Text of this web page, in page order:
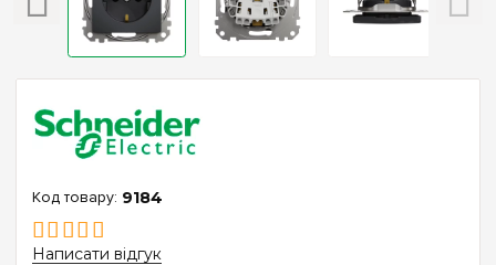
9184
Написати відгук